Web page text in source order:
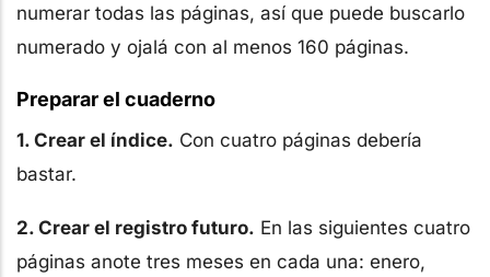
numerar todas las páginas, así que puede buscarlo
numerado y ojalá con al menos 160 páginas.
Preparar el cuaderno
1. Crear el índice. Con cuatro páginas debería
bastar.
2. Crear el registro futuro. En las siguientes cuatro
páginas anote tres meses en cada una: enero,